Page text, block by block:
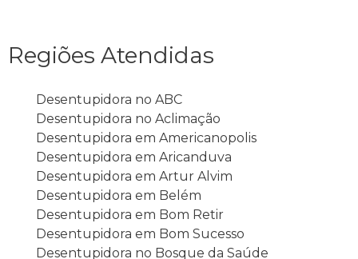
Regiões Atendidas
Desentupidora no ABC
Desentupidora no Aclimação
Desentupidora em Americanopolis
Desentupidora em Aricanduva
Desentupidora em Artur Alvim
Desentupidora em Belém
Desentupidora em Bom Retir
Desentupidora em Bom Sucesso
Desentupidora no Bosque da Saúde